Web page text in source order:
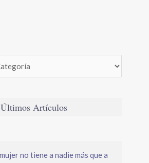
Últimos Artículos